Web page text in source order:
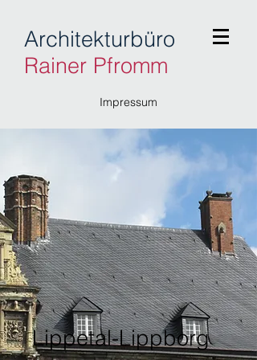
Architekturbüro
Rainer Pfromm
Impressum
Lippetal-Lippborg